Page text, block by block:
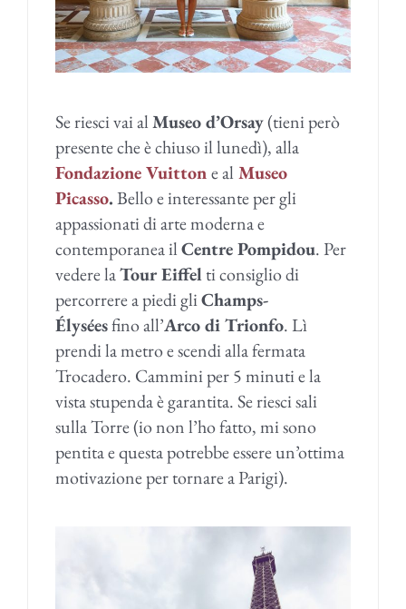
Se riesci vai alMuseo d’Orsay(tieni però
presente che è chiuso il lunedì), alla
Fondazione Vuittone alMuseo
Picasso.Bello e interessante per gli
appassionati di arte moderna e
contemporanea ilCentre Pompidou. Per
vedere laTour Eiffelti consiglio di
percorrere a piedi gliChamps-
Élyséesfino all’Arco di Trionfo. Lì
prendi la metro e scendi alla fermata
Trocadero. Cammini per 5 minuti e la
vista stupenda è garantita. Se riesci sali
sulla Torre (io non l’ho fatto, mi sono
pentita e questa potrebbe essere un’ottima
motivazione per tornare a Parigi).